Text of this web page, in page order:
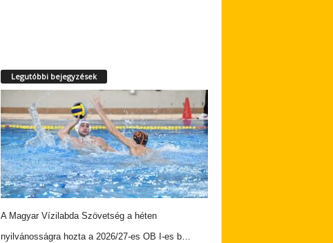
Legutóbbi bejegyzések
A Magyar Vízilabda Szövetség a héten
nyilvánosságra hozta a 2026/27-es OB I-es b…